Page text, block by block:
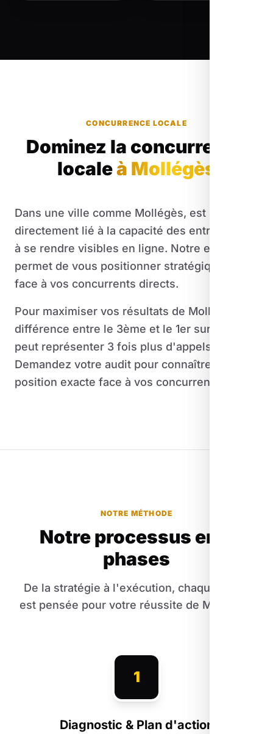
CONCURRENCE LOCALE
Dominez la concurrence
localeà Mollégès
Dans une ville comme Mollégès, est
directement lié à la capacité des entreprises
à se rendre visibles en ligne. Notre expertise
permet de vous positionner stratégiquement
face à vos concurrents directs.
Pour maximiser vos résultats de Mollégès, la
différence entre le 3ème et le 1er sur Google
peut représenter 3 fois plus d'appels.
Demandez votre audit pour connaître votre
position exacte face à vos concurrents.
NOTRE MÉTHODE
Notre processus en 3
phases
De la stratégie à l'exécution, chaque étape
est pensée pour votre réussite de Mollégès.
1
Diagnostic & Plan d'action